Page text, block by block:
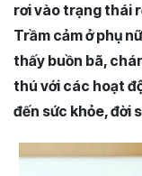
rơi vào trạng thái
Trầm cảm ở phụ
thấy buồn bã,
thú với các hoạt
đến sức khỏe, đời